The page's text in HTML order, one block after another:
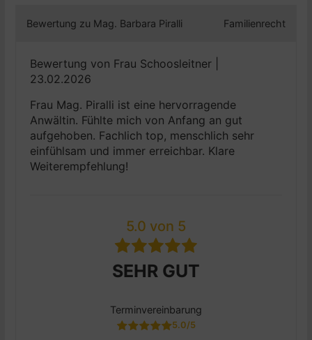
Bewertung zu Mag. Barbara Piralli Familienrecht
Bewertung von Frau Schoosleitner |
23.02.2026
Frau Mag. Piralli ist eine hervorragende
Anwältin. Fühlte mich von Anfang an gut
aufgehoben. Fachlich top, menschlich sehr
einfühlsam und immer erreichbar. Klare
Weiterempfehlung!
5.0 von 5
SEHR GUT
Terminvereinbarung
5.0/5